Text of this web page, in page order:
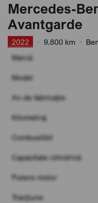
Mercedes-
Avantgarde
2022 9.800 km
Marcă
Model
An de fabricație
Kilometraj
Combustibil
Capacitate cilindrică
Putere motor
Tracțiune